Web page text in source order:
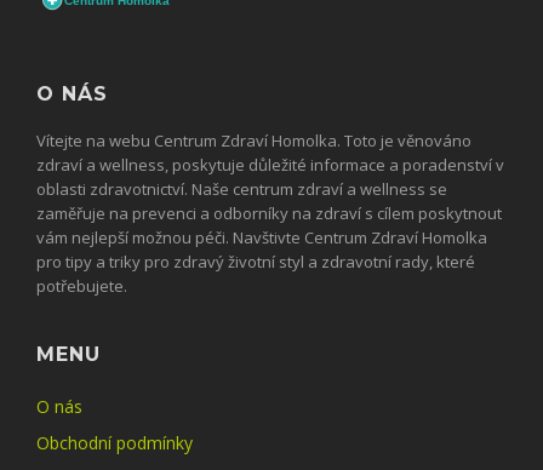
O NÁS
Vítejte na webu Centrum Zdraví Homolka. Toto je věnováno
zdraví a wellness, poskytuje důležité informace a poradenství v
oblasti zdravotnictví. Naše centrum zdraví a wellness se
zaměřuje na prevenci a odborníky na zdraví s cílem poskytnout
vám nejlepší možnou péči. Navštivte Centrum Zdraví Homolka
pro tipy a triky pro zdravý životní styl a zdravotní rady, které
potřebujete.
MENU
O nás
Obchodní podmínky